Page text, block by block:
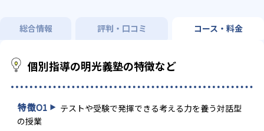
総合情報 評判・口コミ コース・料金
個別指導の明光義塾の特徴など
特徴01
テストや受験で発揮できる考える力を養う対話型
の授業